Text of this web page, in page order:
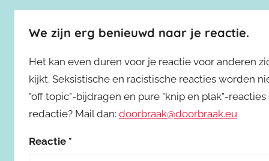
We zijn erg benieuwd naar je reactie.
Het kan even duren voor je reactie voor anderen
kijkt. Seksistische en racistische reacties worden
"off topic"-bijdragen en pure "knip en plak"-
redactie? Mail dan: doorbraak@doorbraak.eu
Reactie *